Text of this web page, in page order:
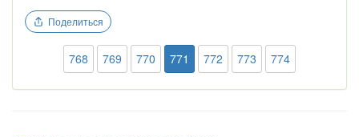
Поделиться
768 769 770 771 772 773 774